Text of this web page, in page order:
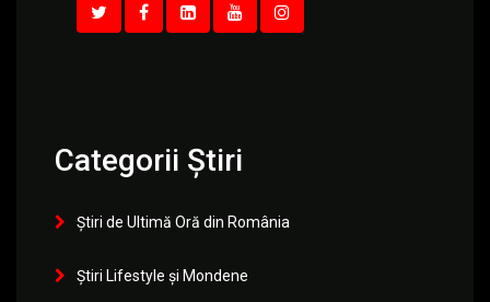
Categorii Știri
Știri de Ultimă Oră din România
Știri Lifestyle și Mondene